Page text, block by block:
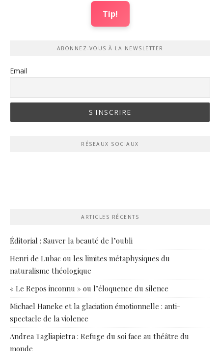
Tip!
ABONNEZ-VOUS À LA NEWSLETTER
Email
RÉSEAUX SOCIAUX
ARTICLES RÉCENTS
Éditorial : Sauver la beauté de l’oubli
Henri de Lubac ou les limites métaphysiques du
naturalisme théologique
« Le Repos inconnu » ou l’éloquence du silence
Michael Haneke et la glaciation émotionnelle : anti-
spectacle de la violence
Andrea Tagliapietra : Refuge du soi face au théâtre du
monde